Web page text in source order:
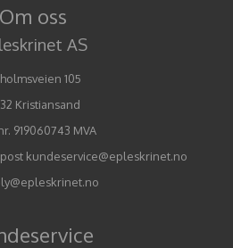
Om oss
AS
105
Kristiansand
919060743 MVA
kundeservice@epleskrinet.no